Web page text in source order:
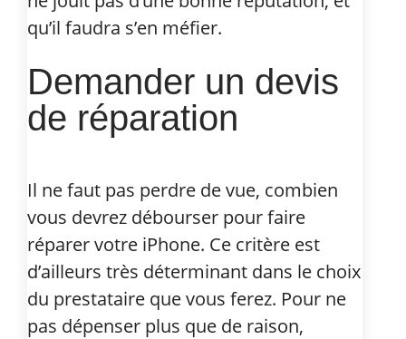
qu’il faudra s’en méfier.
Demander un devis
de réparation
Il ne faut pas perdre de vue, combien
vous devrez débourser pour faire
réparer votre iPhone. Ce critère est
d’ailleurs très déterminant dans le choix
du prestataire que vous ferez. Pour ne
pas dépenser plus que de raison,